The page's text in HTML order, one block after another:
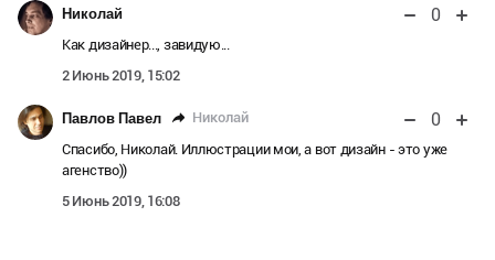
Николай 0
Как дизайнер..., завидую...
2 Июнь 2019, 15:02
Павлов Павел Николай 0
Спасибо, Николай. Иллюстрации мои, а вот дизайн - это уже
агенство))
5 Июнь 2019, 16:08